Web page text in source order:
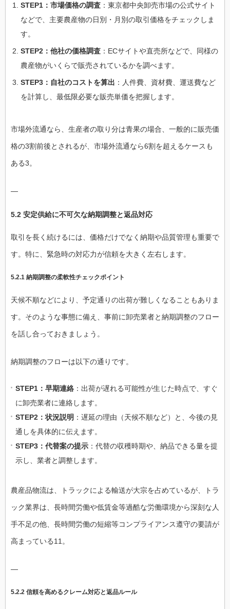
STEP1：市場価格の調査 ：東京都中央卸売市場の公式サイト
などで、主要農産物の日別・月別の取引価格をチェックしま
す。
STEP2：他社の価格調査 ：ECサイトや直売所などで、同様の
農産物がいくらで販売されているかを調べます。
STEP3：自社のコストを算出 ：人件費、資材費、運送費など
を計算し、最低限必要な販売単価を把握します。
市場外流通なら、生産者の取り分は青果の場合、一般的に販売価
格の3割前後とされるが、市場外流通なら6割を超えるケースも
ある3。
—
5.2 安定供給に不可欠な納期調整と返品対応
取引を長く続けるには、価格だけでなく納期や品質管理も重要で
す。特に、緊急時の対応力が信頼を大きく左右します。
5.2.1 納期調整の柔軟性チェックポイント
天候不順などにより、予定通りの出荷が難しくなることもありま
す。そのような事態に備え、事前に卸売業者と納期調整のフロー
を話し合っておきましょう。
納期調整のフローは以下の通りです。
STEP1：早期連絡 ：出荷が遅れる可能性が生じた時点で、すぐ
に卸売業者に連絡します。
STEP2：状況説明 ：遅延の理由（天候不順など）と、今後の見
通しを具体的に伝えます。
STEP3：代替案の提示 ：代替の収穫時期や、納品できる量を提
示し、業者と調整します。
農産品物流は、トラックによる輸送が大宗を占めているが、トラ
ック業界は、長時間労働や低賃金等過酷な労働環境から深刻な人
手不足の他、長時間労働の短縮等コンプライアンス遵守の要請が
高まっている11。
—
5.2.2 信頼を高めるクレーム対応と返品ルール